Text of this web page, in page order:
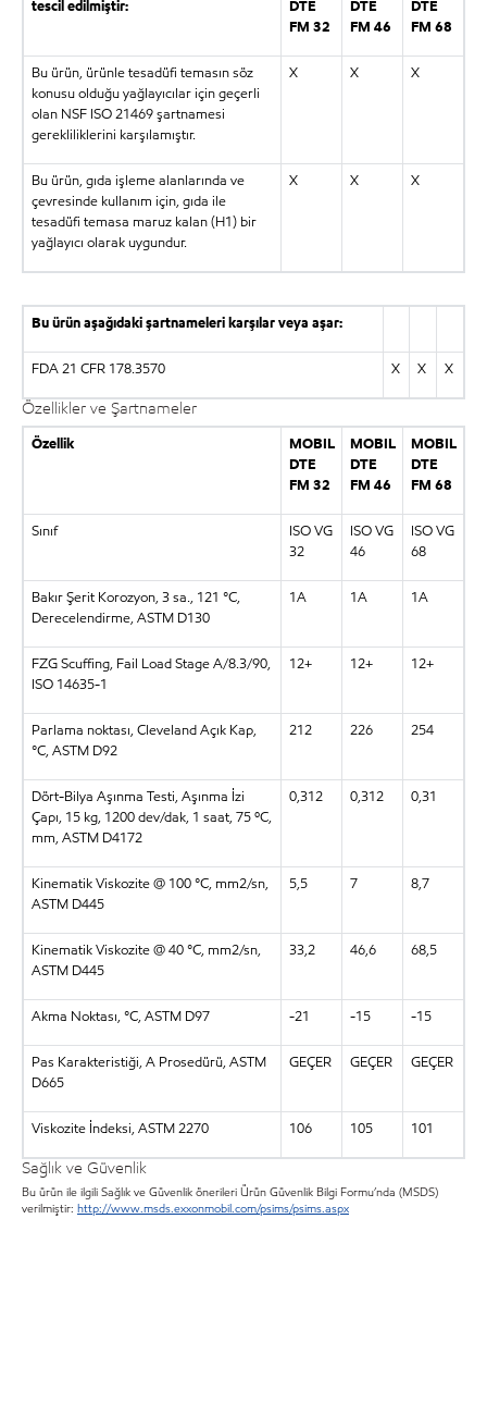
tescil edilmiştir:
DTE
FM 32
DTE
FM 46
DTE
FM 68
Bu ürün, ürünle tesadüfi temasın söz
konusu olduğu yağlayıcılar için geçerli
olan NSF ISO 21469 şartnamesi
gerekliliklerini karşılamıştır.
X X X
Bu ürün, gıda işleme alanlarında ve
çevresinde kullanım için, gıda ile
tesadüfi temasa maruz kalan (H1) bir
yağlayıcı olarak uygundur.
X X X
Bu ürün aşağıdaki şartnameleri karşılar veya aşar:
FDA 21 CFR 178.3570 X X X
Özellikler ve Şartnameler
Özellik
MOBIL
DTE
FM 32
MOBIL
DTE
FM 46
MOBIL
DTE
FM 68
Sınıf
ISO VG
32
ISO VG
46
ISO VG
68
Bakır Şerit Korozyon, 3 sa., 121 °C,
Derecelendirme, ASTM D130
1A 1A 1A
FZG Scuffing, Fail Load Stage A/8.3/90,
ISO 14635-1
12+ 12+ 12+
Parlama noktası, Cleveland Açık Kap,
°C, ASTM D92
212 226 254
Dört-Bilya Aşınma Testi, Aşınma İzi
Çapı, 15 kg, 1200 dev/dak, 1 saat, 75 ºC,
mm, ASTM D4172
0,312 0,312 0,31
Kinematik Viskozite @ 100 °C, mm2/sn,
ASTM D445
5,5 7 8,7
Kinematik Viskozite @ 40 °C, mm2/sn,
ASTM D445
33,2 46,6 68,5
Akma Noktası, °C, ASTM D97 -21 -15 -15
Pas Karakteristiği, A Prosedürü, ASTM
D665
GEÇER GEÇER GEÇER
Viskozite İndeksi, ASTM 2270 106 105 101
Sağlık ve Güvenlik
Bu ürün ile ilgili Sağlık ve Güvenlik önerileri Ürün Güvenlik Bilgi Formu’nda (MSDS)
verilmiştir: http://www.msds.exxonmobil.com/psims/psims.aspx